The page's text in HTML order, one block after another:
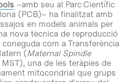
–amb seu al Parc Científic
(PCB)– ha finalitzat amb
en models animals per
nova tècnica de reproducció
com a Transferència
(Maternal Spindle
MST), una de les teràpies de
mitocondrial que grups